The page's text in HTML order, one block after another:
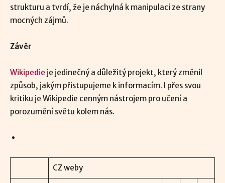
strukturu a tvrdí, že je náchylná k manipulaci ze strany
mocných zájmů.
Závěr
Wikipedie je jedinečný a důležitý projekt, který změnil
způsob, jakým přistupujeme k informacím. I přes svou
kritiku je Wikipedie cenným nástrojem pro učení a
porozumění světu kolem nás.
CZ weby